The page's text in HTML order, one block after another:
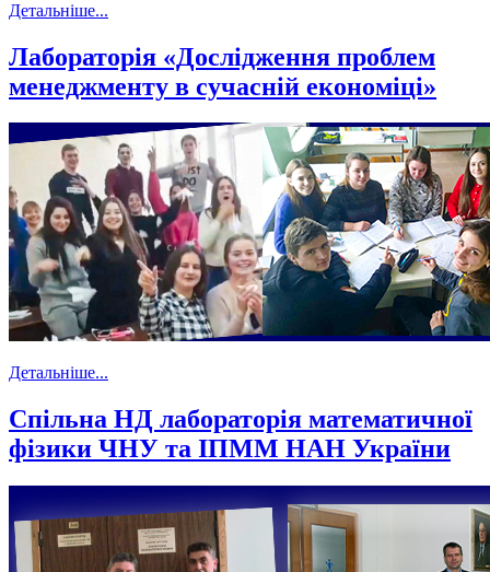
Детальніше...
Лабораторія «Дослідження проблем
менеджменту в сучасній економіці»
Детальніше...
Спільна НД лабораторія математичної
фізики ЧНУ та ІПММ НАН України